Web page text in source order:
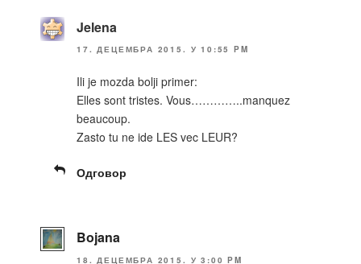
Jelena
17. ДЕЦЕМБРА 2015. У 10:55 PM
Ili je mozda bolji primer:
Elles sont tristes. Vous…………..manquez
beaucoup.
Zasto tu ne ide LES vec LEUR?
Одговор
Bojana
18. ДЕЦЕМБРА 2015. У 3:00 PM